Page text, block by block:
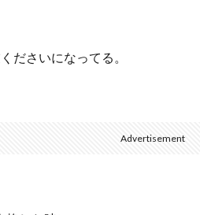
ださいになってる。
Advertisement